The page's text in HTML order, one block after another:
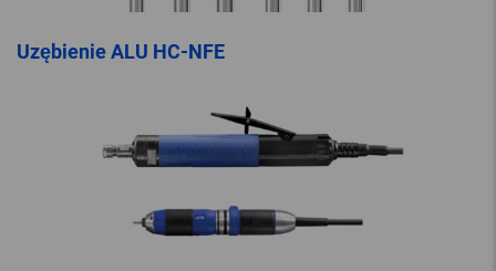
Uzębienie ALU HC-NFE